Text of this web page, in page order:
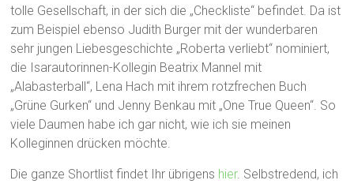
tolle Gesellschaft, in der sich die „Checkliste“ befindet. Da ist
zum Beispiel ebenso Judith Burger mit der wunderbaren
sehr jungen Liebesgeschichte „Roberta verliebt“ nominiert,
die Isarautorinnen-Kollegin Beatrix Mannel mit
„Alabasterball“, Lena Hach mit ihrem rotzfrechen Buch
„Grüne Gurken“ und Jenny Benkau mit „One True Queen“. So
viele Daumen habe ich gar nicht, wie ich sie meinen
Kolleginnen drücken möchte.
Die ganze Shortlist findet Ihr übrigens hier. Selbstredend, ich